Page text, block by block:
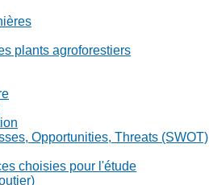
plants agroforestiers
Opportunities, Threats (SWOT)
choisies pour l'étude